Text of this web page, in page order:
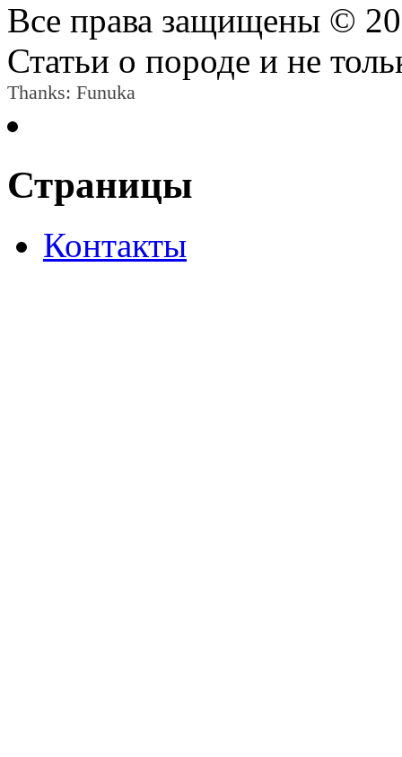
Все права защищены ©
Статьи о породе и не
Thanks: Funuka
Страницы
Контакты